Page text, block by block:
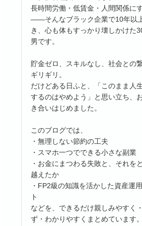
長時間労働・低賃金・人間関係に
――そんなブラック企業で10年以
き、心も体もすっかり壊しかけた
男です。
貯金ゼロ、スキルなし、社会との
ギリギリ。
だけどある日ふと、「このまま人
するのはやめよう」と思い立ち、
き合いはじめました。
このブログでは、
・無理しない節約の工夫
・スマホ一つでできる小さな副業
・お金にまつわる失敗と、それを
越えたか
・FP2級の知識を活かした資産運
ト
などを、できるだけ親しみやすく
ず・わかりやすくまとめています。